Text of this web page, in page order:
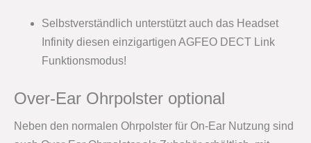
Selbstverständlich unterstützt auch das Headset
Infinity diesen einzigartigen AGFEO DECT Link
Funktionsmodus!
Over-Ear Ohrpolster optional
Neben den normalen Ohrpolster für On-Ear Nutzung sind